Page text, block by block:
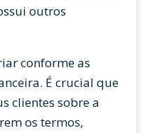
outros
conforme as
É crucial que
clientes sobre a
os termos,